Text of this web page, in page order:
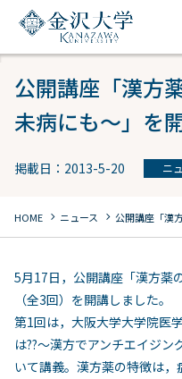
公開講座「漢方
未病にも～」を
掲載日：2013-5-20 ニ
HOME chevron_right ニュース chevron_right 公開講座「漢
5月17日，公開講座「漢方薬
（全3回）を開講しました。
第1回は，大阪大学大学院医
は??～漢方でアンチエイジ
いて講義。漢方薬の特徴は